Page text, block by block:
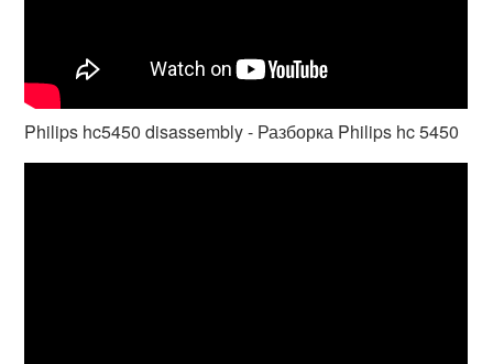
Philips hc5450 disassembly - Разборка Philips hc 5450